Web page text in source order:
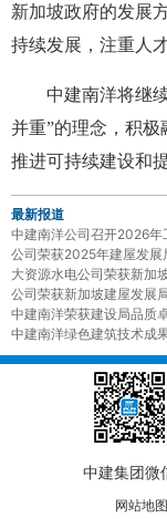
新加坡政府的发展
持续发展，注重人
中建南洋将继续
并重”的理念，积极
推进可持续建设和
最新报道
中建南洋公司召开2026年
公司荣获2025年建屋发展
大资源水电公司荣获新加
公司荣获新加坡建屋发展
中建南洋荣获建设局品质
中建南洋绿色建筑技术成
中建集团微
网站地图